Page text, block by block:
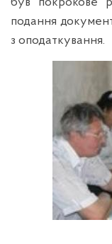
подання
з оподаткування.